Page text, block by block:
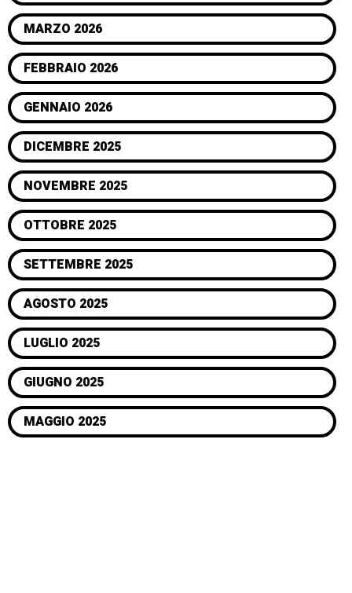
MARZO 2026
FEBBRAIO 2026
GENNAIO 2026
DICEMBRE 2025
NOVEMBRE 2025
OTTOBRE 2025
SETTEMBRE 2025
AGOSTO 2025
LUGLIO 2025
GIUGNO 2025
MAGGIO 2025